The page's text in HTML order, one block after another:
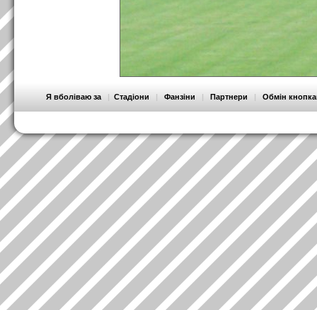
Я вболіваю за | Стадіони | Фанзіни | Партнери | Обмін